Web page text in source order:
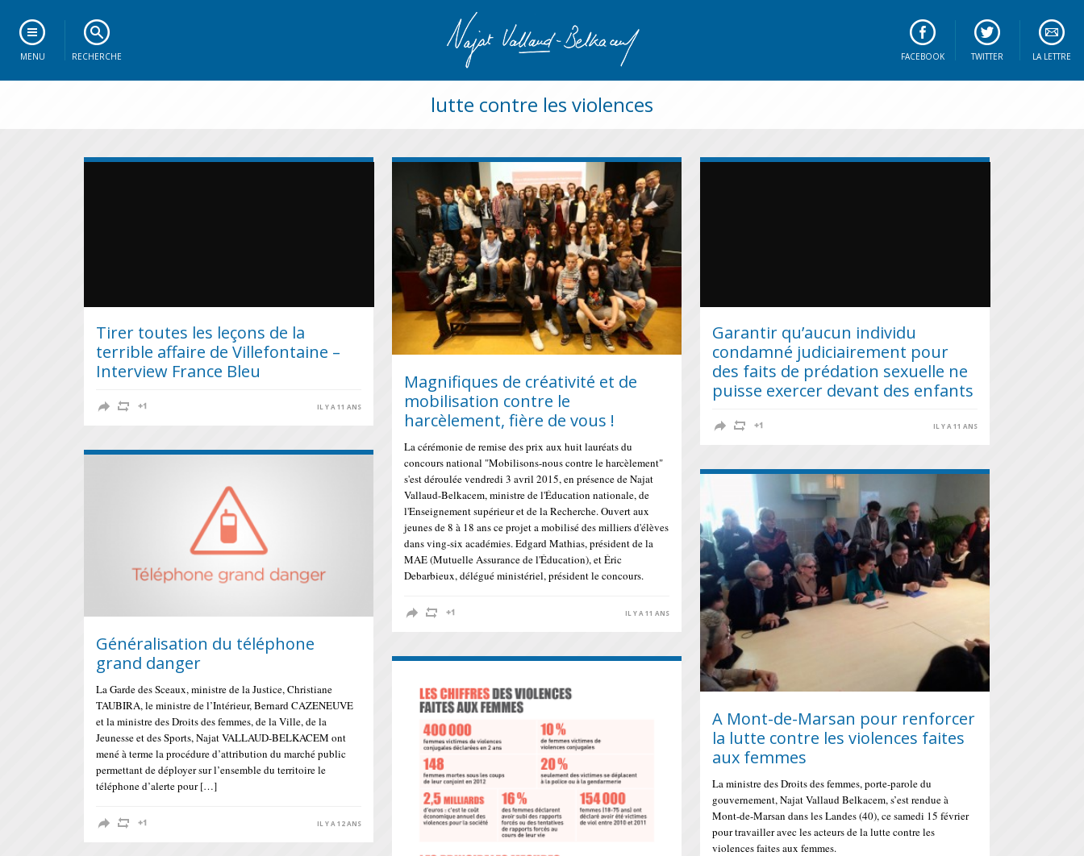
MENU RECHERCHE LA LETTRE
TWITTER
FACEBOOK
lutte contre les violences
Tirer toutes les leçons de la
terrible affaire de Villefontaine –
Interview France Bleu
IL Y A 11 ANS
Magnifiques de créativité et de
mobilisation contre le
harcèlement, fière de vous !
La cérémonie de remise des prix aux huit lauréats du
concours national "Mobilisons-nous contre le harcèlement"
s'est déroulée vendredi 3 avril 2015, en présence de Najat
Vallaud-Belkacem, ministre de l'Éducation nationale, de
l'Enseignement supérieur et de la Recherche. Ouvert aux
jeunes de 8 à 18 ans ce projet a mobilisé des milliers d'élèves
dans ving-six académies. Edgard Mathias, président de la
MAE (Mutuelle Assurance de l'Éducation), et Éric
Debarbieux, délégué ministériel, président le concours.
IL Y A 11 ANS
Garantir qu’aucun individu
condamné judiciairement pour
des faits de prédation sexuelle ne
puisse exercer devant des enfants
IL Y A 11 ANS
Généralisation du téléphone
grand danger
La Garde des Sceaux, ministre de la Justice, Christiane
TAUBIRA, le ministre de l’Intérieur, Bernard CAZENEUVE
et la ministre des Droits des femmes, de la Ville, de la
Jeunesse et des Sports, Najat VALLAUD-BELKACEM ont
mené à terme la procédure d’attribution du marché public
permettant de déployer sur l’ensemble du territoire le
téléphone d’alerte pour […]
IL Y A 12 ANS
A Mont-de-Marsan pour renforcer
la lutte contre les violences faites
aux femmes
La ministre des Droits des femmes, porte-parole du
gouvernement, Najat Vallaud Belkacem, s’est rendue à
Mont-de-Marsan dans les Landes (40), ce samedi 15 février
pour travailler avec les acteurs de la lutte contre les
violences faites aux femmes.